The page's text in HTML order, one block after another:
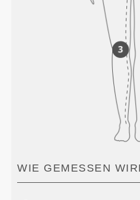
WIE GEMESSEN